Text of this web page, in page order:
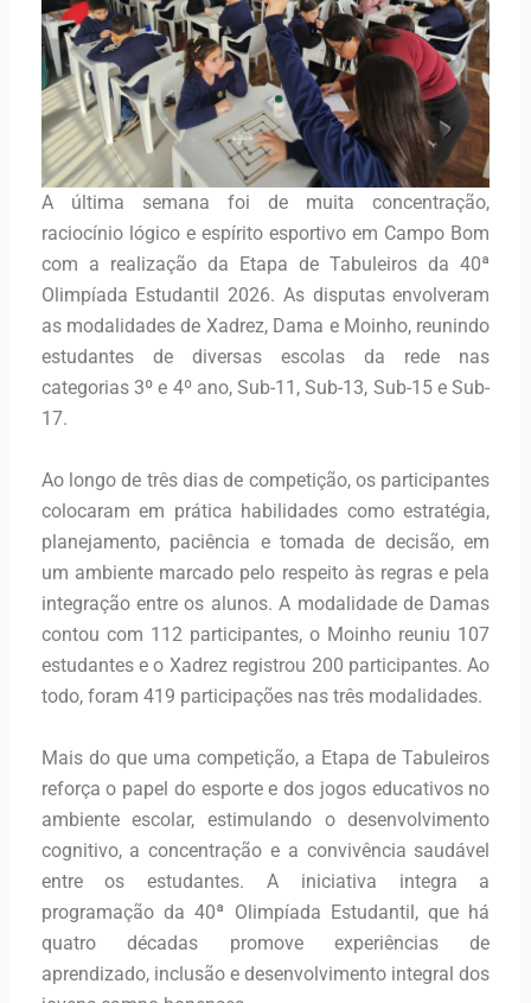
A última semana foi de muita concentração,
raciocínio lógico e espírito esportivo em Campo Bom
com a realização da Etapa de Tabuleiros da 40ª
Olimpíada Estudantil 2026. As disputas envolveram
as modalidades de Xadrez, Dama e Moinho, reunindo
estudantes de diversas escolas da rede nas
categorias 3º e 4º ano, Sub-11, Sub-13, Sub-15 e Sub-
17.
Ao longo de três dias de competição, os participantes
colocaram em prática habilidades como estratégia,
planejamento, paciência e tomada de decisão, em
um ambiente marcado pelo respeito às regras e pela
integração entre os alunos. A modalidade de Damas
contou com 112 participantes, o Moinho reuniu 107
estudantes e o Xadrez registrou 200 participantes. Ao
todo, foram 419 participações nas três modalidades.
Mais do que uma competição, a Etapa de Tabuleiros
reforça o papel do esporte e dos jogos educativos no
ambiente escolar, estimulando o desenvolvimento
cognitivo, a concentração e a convivência saudável
entre os estudantes. A iniciativa integra a
programação da 40ª Olimpíada Estudantil, que há
quatro décadas promove experiências de
aprendizado, inclusão e desenvolvimento integral dos